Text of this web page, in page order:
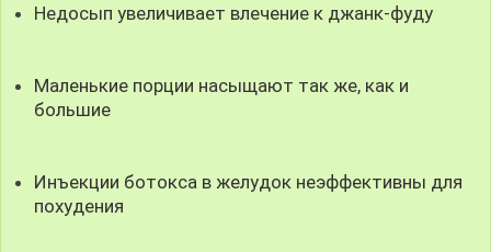
Недосып увеличивает влечение к джанк-фуду
Маленькие порции насыщают так же, как и
большие
Инъекции ботокса в желудок неэффективны для
похудения